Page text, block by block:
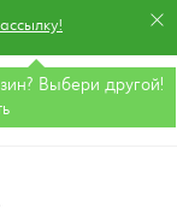
Выбери другой!
RU